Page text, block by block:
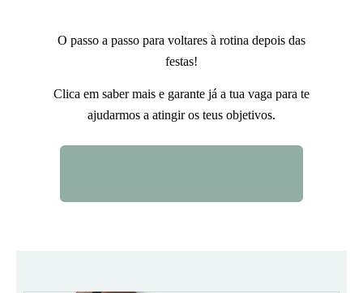
O passo a passo para voltares à rotina depois das
festas!
Clica em saber mais e garante já a tua vaga para te
ajudarmos a atingir os teus objetivos.